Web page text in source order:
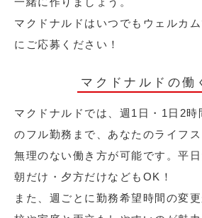
マクドナルドはいつでもウェルカ
にご応募ください！
マクドナルドの働
マクドナルドでは、週1日・1日2時
のフル勤務まで、あなたのライフ
無理のない働き方が可能です。平日
朝だけ・夕方だけなどもOK！
また、週ごとに勤務希望時間の変